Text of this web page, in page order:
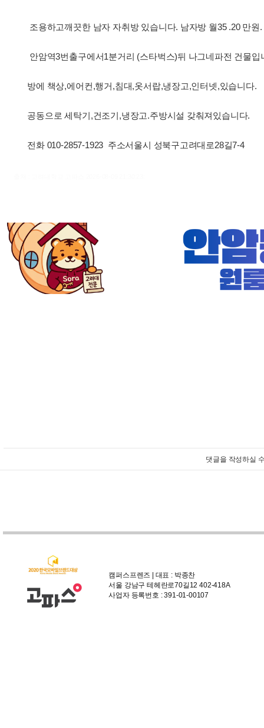
조용하고깨끗한 남자 자취방 있습니다. 남자방 월35 .20 만
안암역3번출구에서1분거리 (스타벅스)뒤 나그네파전 건물입
방에 책상,에어컨,행거,침대,옷서랍,냉장고,인터넷,있습니다.
공동으로 세탁기,건조기,냉장고.주방시설 갖춰져있습니다.
전화 010-2857-1923 주소서울시 성북구고려대로28길7-4
댓글을 작성하실
캠퍼스프렌즈 | 대표 : 박종찬
서울 강남구 테헤란로70길12 402-418A
사업자 등록번호 : 391-01-00107